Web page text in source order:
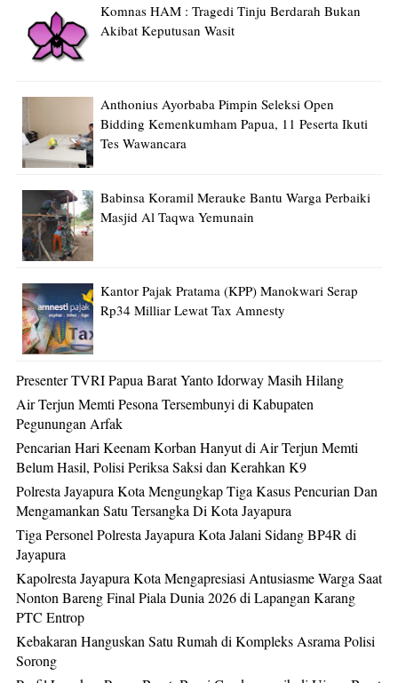
Komnas HAM : Tragedi Tinju Berdarah Bukan
Akibat Keputusan Wasit
Anthonius Ayorbaba Pimpin Seleksi Open
Bidding Kemenkumham Papua, 11 Peserta Ikuti
Tes Wawancara
Babinsa Koramil Merauke Bantu Warga Perbaiki
Masjid Al Taqwa Yemunain
Kantor Pajak Pratama (KPP) Manokwari Serap
Rp34 Milliar Lewat Tax Amnesty
Presenter TVRI Papua Barat Yanto Idorway Masih Hilang
Air Terjun Memti Pesona Tersembunyi di Kabupaten
Pegunungan Arfak
Pencarian Hari Keenam Korban Hanyut di Air Terjun Memti
Belum Hasil, Polisi Periksa Saksi dan Kerahkan K9
Polresta Jayapura Kota Mengungkap Tiga Kasus Pencurian Dan
Mengamankan Satu Tersangka Di Kota Jayapura
Tiga Personel Polresta Jayapura Kota Jalani Sidang BP4R di
Jayapura
Kapolresta Jayapura Kota Mengapresiasi Antusiasme Warga Saat
Nonton Bareng Final Piala Dunia 2026 di Lapangan Karang
PTC Entrop
Kebakaran Hanguskan Satu Rumah di Kompleks Asrama Polisi
Sorong